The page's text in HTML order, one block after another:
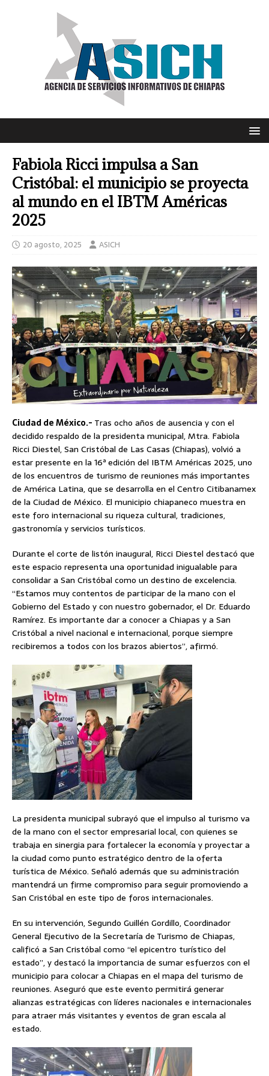
Fabiola Ricci impulsa a San
Cristóbal: el municipio se proyecta
al mundo en el IBTM Américas
2025
20 agosto, 2025 ASICH
Ciudad de México.- Tras ocho años de ausencia y con el
decidido respaldo de la presidenta municipal, Mtra. Fabiola
Ricci Diestel, San Cristóbal de Las Casas (Chiapas), volvió a
estar presente en la 16ª edición del IBTM Américas 2025, uno
de los encuentros de turismo de reuniones más importantes
de América Latina, que se desarrolla en el Centro Citibanamex
de la Ciudad de México. El municipio chiapaneco muestra en
este foro internacional su riqueza cultural, tradiciones,
gastronomía y servicios turísticos.
Durante el corte de listón inaugural, Ricci Diestel destacó que
este espacio representa una oportunidad inigualable para
consolidar a San Cristóbal como un destino de excelencia.
“Estamos muy contentos de participar de la mano con el
Gobierno del Estado y con nuestro gobernador, el Dr. Eduardo
Ramírez. Es importante dar a conocer a Chiapas y a San
Cristóbal a nivel nacional e internacional, porque siempre
recibiremos a todos con los brazos abiertos”, afirmó.
La presidenta municipal subrayó que el impulso al turismo va
de la mano con el sector empresarial local, con quienes se
trabaja en sinergia para fortalecer la economía y proyectar a
la ciudad como punto estratégico dentro de la oferta
turística de México. Señaló además que su administración
mantendrá un firme compromiso para seguir promoviendo a
San Cristóbal en este tipo de foros internacionales.
En su intervención, Segundo Guillén Gordillo, Coordinador
General Ejecutivo de la Secretaría de Turismo de Chiapas,
calificó a San Cristóbal como “el epicentro turístico del
estado”, y destacó la importancia de sumar esfuerzos con el
municipio para colocar a Chiapas en el mapa del turismo de
reuniones. Aseguró que este evento permitirá generar
alianzas estratégicas con líderes nacionales e internacionales
para atraer más visitantes y eventos de gran escala al
estado.